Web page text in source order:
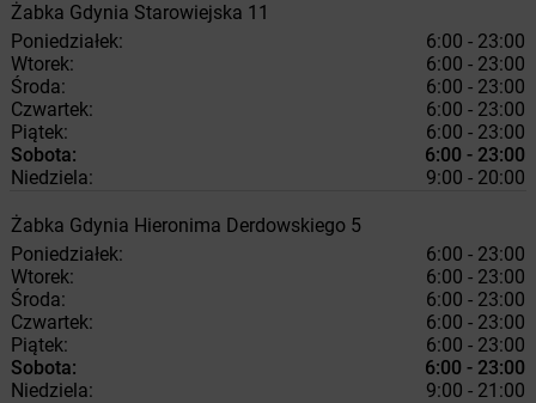
Żabka Gdynia Starowiejska 11
Poniedziałek:
6:00 - 23:00
Wtorek:
6:00 - 23:00
Środa:
6:00 - 23:00
Czwartek:
6:00 - 23:00
Piątek:
6:00 - 23:00
Sobota:
6:00 - 23:00
Niedziela:
9:00 - 20:00
Żabka Gdynia Hieronima Derdowskiego 5
Poniedziałek:
6:00 - 23:00
Wtorek:
6:00 - 23:00
Środa:
6:00 - 23:00
Czwartek:
6:00 - 23:00
Piątek:
6:00 - 23:00
Sobota:
6:00 - 23:00
Niedziela:
9:00 - 21:00